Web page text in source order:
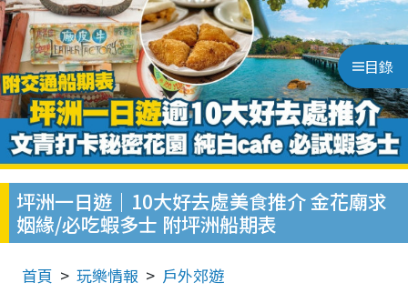
目錄
坪洲一日遊｜10大好去處美食推介 金花廟求
姻緣/必吃蝦多士 附坪洲船期表
首頁 玩樂情報 戶外郊遊